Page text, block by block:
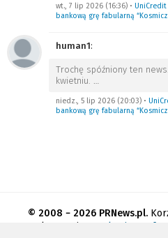
wt., 7 lip 2026 (16:36) •
bankową grę fabularną
human1:
Trochę spóźniony ten
kwietniu.
niedz., 5 lip 2026 (20:03) •
bankową grę fabularną
© 2008 − 2026 PRNews.pl.
akceptację
regulaminu